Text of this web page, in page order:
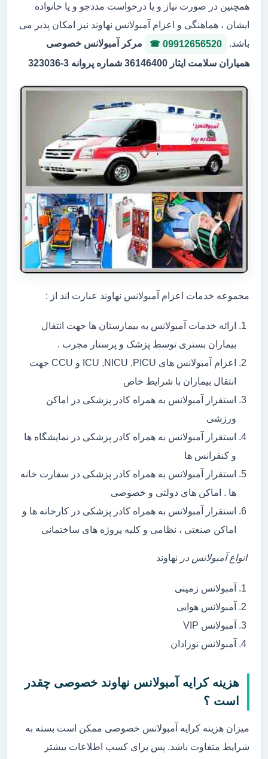
همچنین در صورت نیاز و یا درخواست مددجو و یا خانواده
ایشان ، هماهنگی و اعزام آمبولانس نهاوند نیز امکان پذیر می
باشد.
09912656520
مرکر آمبولانس خصوصی
همیاران سلامت ایثار 36146400 شماره پروانه 3-323036
مجموعه خدمات اعزام آمبولانس نهاوند عبارت اند از :
ارائه خدمات آمبولانس به بیمارستان ها جهت انتقال
بیماران بستری توسط پزشک و پرستار مجرب .
اعزام آمبولانس های ICU ,NICU ,PICU و CCU جهت
انتقال بیماران با شرایط خاص
استقرار آمبولانس به همراه کادر پزشکی در اماکن
ورزشی
استقرار آمبولانس به همراه کادر پزشکی در نمایشگاه ها
و کنفرانس ها
استقرار آمبولانس به همراه کادر پزشکی در سفارت خانه
ها . اماکن های دولتی و خصوصی
استقرار آمبولانس به همراه کادر پزشکی در کارخانه ها و
اماکن صنعتی ، نظامی و کلیه پروژه های ساختمانی
انواع آمبولانس در نهاوند
آمبولانس زمینی
آمبولانس هوایی
آمبولانس VIP
آمبولانس نوزادان
هزینه کرایه آمبولانس نهاوند خصوصی چقدر
است ؟
میزان هزینه کرایه آمبولانس خصوصی ممکن است بسته به
شرایط متفاوت باشد. پس برای کسب اطلاعات بیشتر